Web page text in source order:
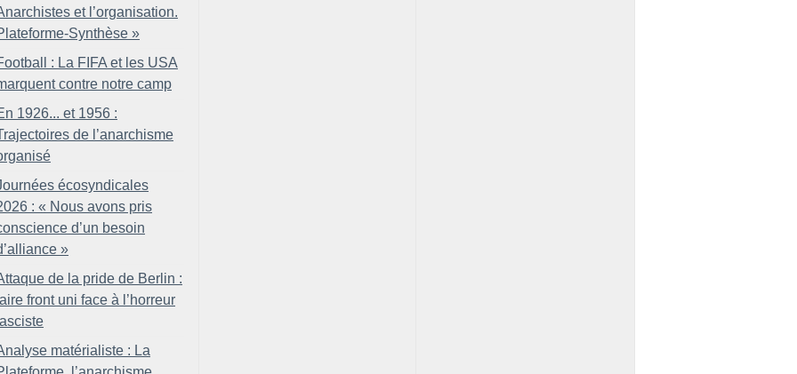
et l’organisation.
Synthèse »
: La FIFA et les USA
contre notre camp
1926... et 1956 :
de l’anarchisme
écosyndicales
: « Nous avons pris
d’un besoin
»
de la pride de Berlin :
front uni face à l’horreur
matérialiste : La